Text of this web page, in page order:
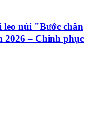
leo núi "Bước chân
2026 – Chinh phục